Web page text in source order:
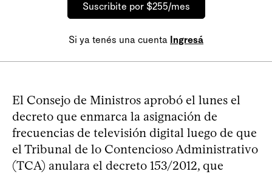
Suscribite por $255/mes
Si ya tenés una cuenta Ingresá
El Consejo de Ministros aprobó el lunes el
decreto que enmarca la asignación de
frecuencias de televisión digital luego de que
el Tribunal de lo Contencioso Administrativo
(TCA) anulara el decreto 153/2012, que